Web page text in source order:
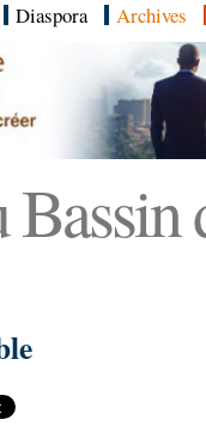
Diaspora Archives